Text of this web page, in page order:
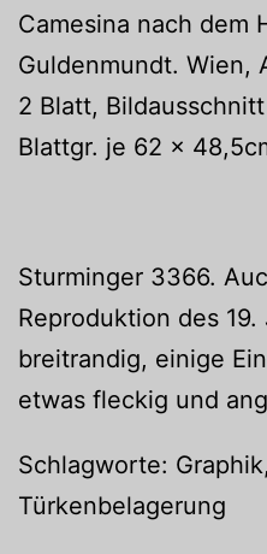
Camesina nach dem
Guldenmundt. Wien,
2 Blatt,
Blattgr. je 62 x
Sturminger 3366.
Reproduktion des
breitrandig, einige
etwas fleckig und
Schlagworte:
Türkenbelagerung